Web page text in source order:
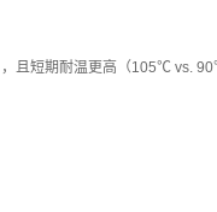
且短期耐温更高（105℃ vs.